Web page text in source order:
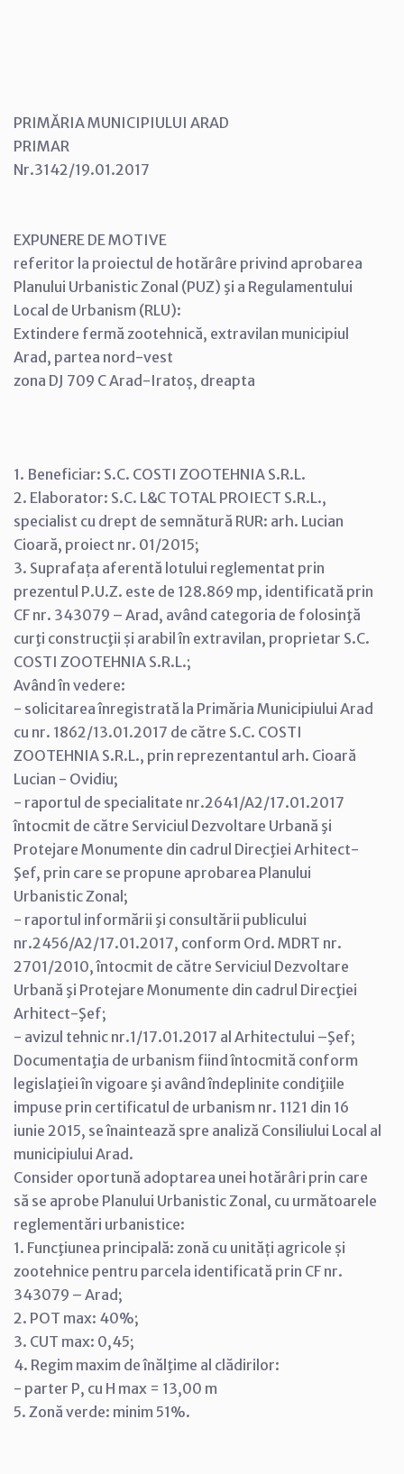
PRIMĂRIA MUNICIPIULUI ARAD
PRIMAR
Nr.3142/19.01.2017
EXPUNERE DE MOTIVE
referitor la proiectul de hotărâre privind aprobarea
Planului Urbanistic Zonal (PUZ) şi a Regulamentului
Local de Urbanism (RLU):
Extindere fermă zootehnică, extravilan municipiul
Arad, partea nord-vest
zona DJ 709 C Arad-Iratoș, dreapta
1. Beneficiar: S.C. COSTI ZOOTEHNIA S.R.L.
2. Elaborator: S.C. L&C TOTAL PROIECT S.R.L.,
specialist cu drept de semnătură RUR: arh. Lucian
Cioară, proiect nr. 01/2015;
3. Suprafața aferentă lotului reglementat prin
prezentul P.U.Z. este de 128.869 mp, identificată prin
CF nr. 343079 – Arad, având categoria de folosinţă
curţi construcţii și arabil în extravilan, proprietar S.C.
COSTI ZOOTEHNIA S.R.L.;
Având în vedere:
- solicitarea înregistrată la Primăria Municipiului Arad
cu nr. 1862/13.01.2017 de către S.C. COSTI
ZOOTEHNIA S.R.L., prin reprezentantul arh. Cioară
Lucian - Ovidiu;
- raportul de specialitate nr.2641/A2/17.01.2017
întocmit de către Serviciul Dezvoltare Urbană şi
Protejare Monumente din cadrul Direcţiei Arhitect-
Şef, prin care se propune aprobarea Planului
Urbanistic Zonal;
- raportul informării şi consultării publicului
nr.2456/A2/17.01.2017, conform Ord. MDRT nr.
2701/2010, întocmit de către Serviciul Dezvoltare
Urbană şi Protejare Monumente din cadrul Direcţiei
Arhitect-Şef;
- avizul tehnic nr.1/17.01.2017 al Arhitectului –Şef;
Documentaţia de urbanism fiind întocmită conform
legislaţiei în vigoare şi având îndeplinite condiţiile
impuse prin certificatul de urbanism nr. 1121 din 16
iunie 2015, se înaintează spre analiză Consiliului Local al
municipiului Arad.
Consider oportună adoptarea unei hotărâri prin care
să se aprobe Planului Urbanistic Zonal, cu următoarele
reglementări urbanistice:
1. Funcţiunea principală: zonă cu unități agricole și
zootehnice pentru parcela identificată prin CF nr.
343079 – Arad;
2. POT max: 40%;
3. CUT max: 0,45;
4. Regim maxim de înălţime al clădirilor:
- parter P, cu H max = 13,00 m
5. Zonă verde: minim 51%.